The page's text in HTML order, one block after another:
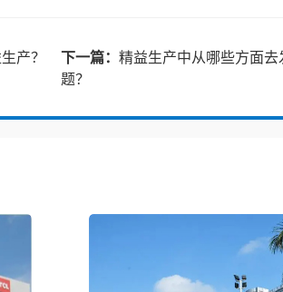
产？ 下一篇： 精益生产中从哪些方面去
题？